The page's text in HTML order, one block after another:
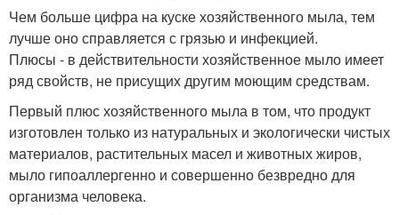
Чем больше цифра на куске хозяйственного мыла, тем
лучше оно справляется с грязью и инфекцией.
Плюсы - в действительности хозяйственное мыло имеет
ряд свойств, не присущих другим моющим средствам.
Первый плюс хозяйственного мыла в том, что продукт
изготовлен только из натуральных и экологически чистых
материалов, растительных масел и животных жиров,
мыло гипоаллергенно и совершенно безвредно для
организма человека.